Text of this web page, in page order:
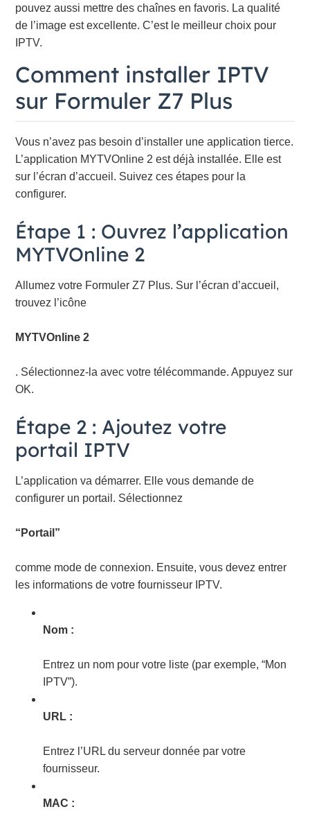
pouvez aussi mettre des chaînes en favoris. La qualité
de l’image est excellente. C’est le meilleur choix pour
IPTV.
Comment installer IPTV
sur Formuler Z7 Plus
Vous n’avez pas besoin d’installer une application tierce.
L’application MYTVOnline 2 est déjà installée. Elle est
sur l’écran d’accueil. Suivez ces étapes pour la
configurer.
Étape 1 : Ouvrez l’application
MYTVOnline 2
Allumez votre Formuler Z7 Plus. Sur l’écran d’accueil,
trouvez l’icône
MYTVOnline 2
. Sélectionnez-la avec votre télécommande. Appuyez sur
OK.
Étape 2 : Ajoutez votre
portail IPTV
L’application va démarrer. Elle vous demande de
configurer un portail. Sélectionnez
“Portail”
comme mode de connexion. Ensuite, vous devez entrer
les informations de votre fournisseur IPTV.
Nom :
Entrez un nom pour votre liste (par exemple, “Mon
IPTV”).
URL :
Entrez l’URL du serveur donnée par votre
fournisseur.
MAC :